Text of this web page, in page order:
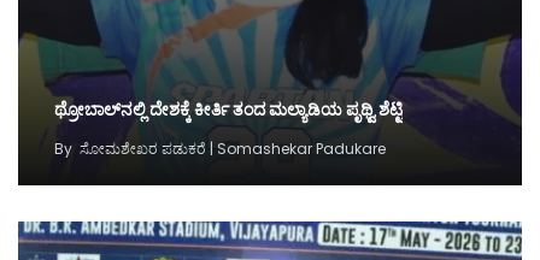
ಥ್ರೋಬಾಲ್‌ನಲ್ಲಿ ದೇಶಕ್ಕೆ ಕೀರ್ತಿ ತಂದ ಮಲ್ಯಾಡಿಯ ಪೃಥ್ವಿ ಶೆಟ್ಟಿ
By ಸೋಮಶೇಖರ ಪಡುಕರೆ | Somashekar Padukare